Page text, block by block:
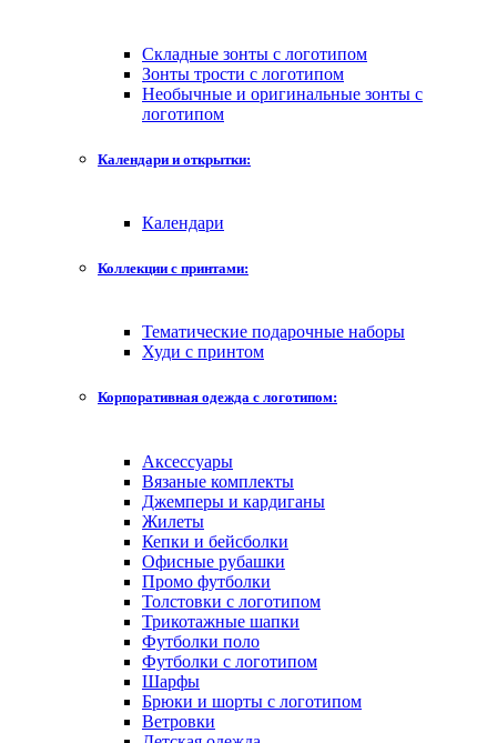
Складные зонты с логотипом
Зонты трости с логотипом
Необычные и оригинальные зонты с
логотипом
Календари и открытки:
Календари
Коллекции с принтами:
Тематические подарочные наборы
Худи с принтом
Корпоративная одежда с логотипом:
Аксессуары
Вязаные комплекты
Джемперы и кардиганы
Жилеты
Кепки и бейсболки
Офисные рубашки
Промо футболки
Толстовки с логотипом
Трикотажные шапки
Футболки поло
Футболки с логотипом
Шарфы
Брюки и шорты с логотипом
Ветровки